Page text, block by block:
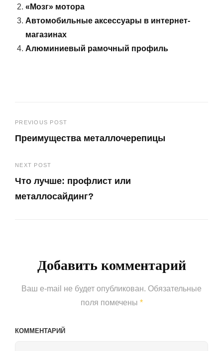
«Мозг» мотора
Автомобильные аксессуары в интернет-
магазинах
Алюминиевый рамочный профиль
Навигация
по
записям
PREVIOUS POST
Преимущества металлочерепицы
Post
NEXT POST
Что лучше: профлист или
металлосайдинг?
Добавить комментарий
Ваш e-mail не будет опубликован. Обязательные
поля помечены *
КОММЕНТАРИЙ